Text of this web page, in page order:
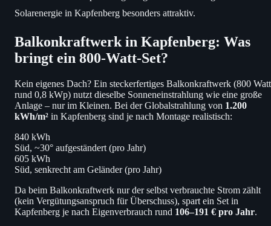
Solarenergie in Kapfenberg besonders attraktiv.
Balkonkraftwerk in Kapfenberg: Was
bringt ein 800-Watt-Set?
Kein eigenes Dach? Ein steckerfertiges Balkonkraftwerk (800
rund 0,8 kWp) nutzt dieselbe Sonneneinstrahlung wie eine große
Anlage – nur im Kleinen. Bei der Globalstrahlung von 1.200
kWh/m² in Kapfenberg sind je nach Montage realistisch:
840 kWh
Süd, ~30° aufgeständert (pro Jahr)
605 kWh
Süd, senkrecht am Geländer (pro Jahr)
Da beim Balkonkraftwerk nur der selbst verbrauchte Strom zählt
(kein Vergütungsanspruch für Überschuss), spart ein Set in
Kapfenberg je nach Eigenverbrauch rund 106–191 € pro Jahr.